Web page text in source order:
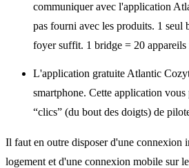
communiquer avec l'application
pas fourni avec les produits. 1 seul
foyer suffit. 1 bridge = 20 appareils
L'application gratuite Atlantic
smartphone. Cette application vous
“clics” (du bout des doigts) de
Il faut en outre disposer d'une connexion
logement et d'une connexion mobile sur